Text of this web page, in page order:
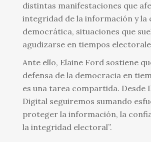
distintas manifestaciones que
integridad de la información y la
democrática, situaciones que
agudizarse en tiempos
Ante ello, Elaine Ford sostiene
defensa de la democracia en
es una tarea compartida. Desde
Digital seguiremos sumando
proteger la información, la
la integridad electoral”.